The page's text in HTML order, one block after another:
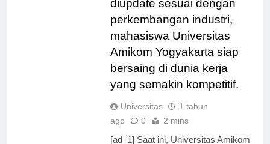
diupdate sesuai dengan
perkembangan industri,
mahasiswa Universitas
Amikom Yogyakarta siap
bersaing di dunia kerja
yang semakin kompetitif.
Universitas
1 tahun